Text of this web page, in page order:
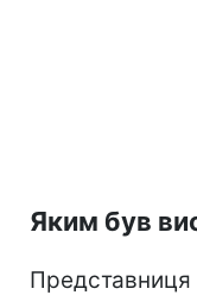
Яким був
Представниця